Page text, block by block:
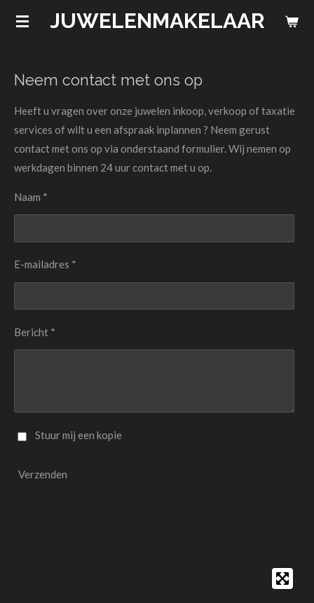
Ga
de
JUWELENMAKELAAR
Neem contact met ons op
Heeft u vragen over onze juwelen inkoop, verkoop of taxatie
services of wilt u een afspraak inplannen ? Neem gerust
contact met ons op via onderstaand formulier. Wij nemen op
werkdagen binnen 24 uur contact met u op.
Naam *
E-mailadres *
Bericht *
Stuur mij een kopie
Verzenden